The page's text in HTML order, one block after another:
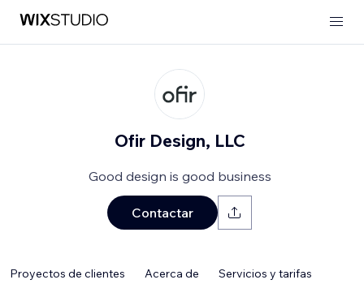
Ofir Design, LLC
Good design is good business
Contactar
Proyectos de clientes Acerca de Servicios y tarifas